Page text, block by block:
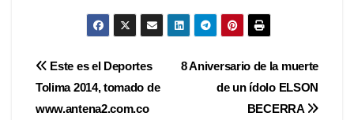
Navegación
de
8 Aniversario de la muerte
de un ídolo ELSON
BECERRA
Este es el Deportes
Tolima 2014, tomado de
www.antena2.com.co